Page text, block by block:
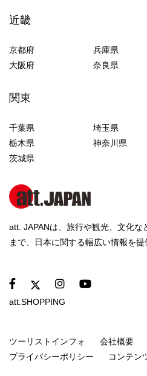
近畿
京都府 兵庫県
大阪府
奈良県
関東
千葉県 埼玉県
栃木県
神奈川県
茨城県
att. JAPANは、旅行や観光、文化な
まで、日本に関する幅広い情報を提
att.SHOPPING
ツーリストインフォ 会社概要
プライバシーポリシー
コンテン